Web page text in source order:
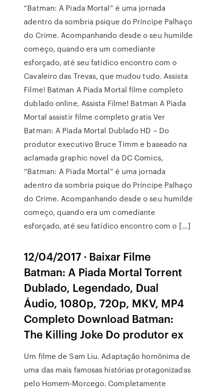
“Batman: A Piada Mortal” é uma jornada
adentro da sombria psique do Príncipe Palhaço
do Crime. Acompanhando desde o seu humilde
começo, quando era um comediante
esforçado, até seu fatídico encontro com o
Cavaleiro das Trevas, que mudou tudo. Assista
Filme! Batman A Piada Mortal filme completo
dublado online, Assista Filme! Batman A Piada
Mortal assistir filme completo gratis Ver
Batman: A Piada Mortal Dublado HD – Do
produtor executivo Bruce Timm e baseado na
aclamada graphic novel da DC Comics,
“Batman: A Piada Mortal” é uma jornada
adentro da sombria psique do Príncipe Palhaço
do Crime. Acompanhando desde o seu humilde
começo, quando era um comediante
esforçado, até seu fatídico encontro com o […]
12/04/2017 · Baixar Filme
Batman: A Piada Mortal Torrent
Dublado, Legendado, Dual
Áudio, 1080p, 720p, MKV, MP4
Completo Download Batman:
The Killing Joke Do produtor ex
Um filme de Sam Liu. Adaptação homônima de
uma das mais famosas histórias protagonizadas
pelo Homem-Morcego. Completamente